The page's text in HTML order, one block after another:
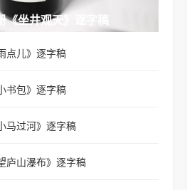
坐井观天》逐字稿
点儿》逐字稿
书包》逐字稿
马过河》逐字稿
庐山瀑布》逐字稿